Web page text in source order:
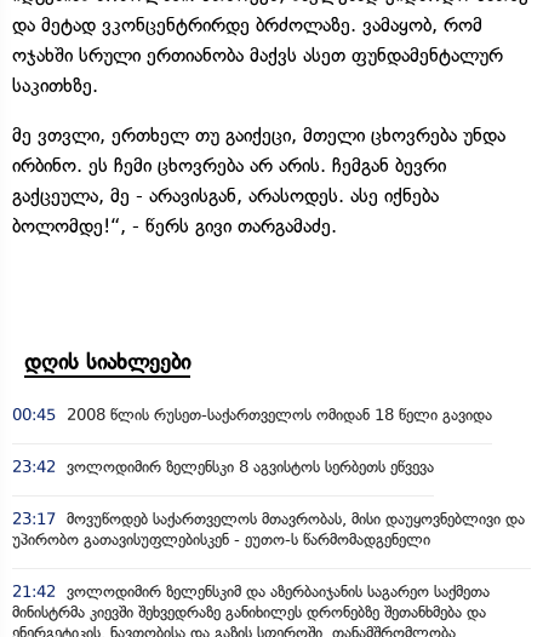
და მეტად ვკონცენტრირდე ბრძოლაზე. ვამაყობ, რომ
ოჯახში სრული ერთიანობა მაქვს ასეთ ფუნდამენტალურ
საკითხზე.
მე ვთვლი, ერთხელ თუ გაიქეცი, მთელი ცხოვრება უნდა
ირბინო. ეს ჩემი ცხოვრება არ არის. ჩემგან ბევრი
გაქცეულა, მე - არავისგან, არასოდეს. ასე იქნება
ბოლომდე!“, - წერს გივი თარგამაძე.
დღის სიახლეები
00:45 2008 წლის რუსეთ-საქართველოს ომიდან 18 წელი გავიდა
23:42 ვოლოდიმირ ზელენსკი 8 აგვისტოს სერბეთს ეწვევა
23:17 მოვუწოდებ საქართველოს მთავრობას, მისი დაუყოვნებლივი და
უპირობო გათავისუფლებისკენ - ეუთო-ს წარმომადგენელი
21:42
ვოლოდიმირ ზელენსკიმ და აზერბაიჯანის საგარეო საქმეთა
მინისტრმა კიევში შეხვედრაზე განიხილეს დრონებზე შეთანხმება და
ენერგეტიკის, ნავთობისა და გაზის სფეროში თანამშრომლობა